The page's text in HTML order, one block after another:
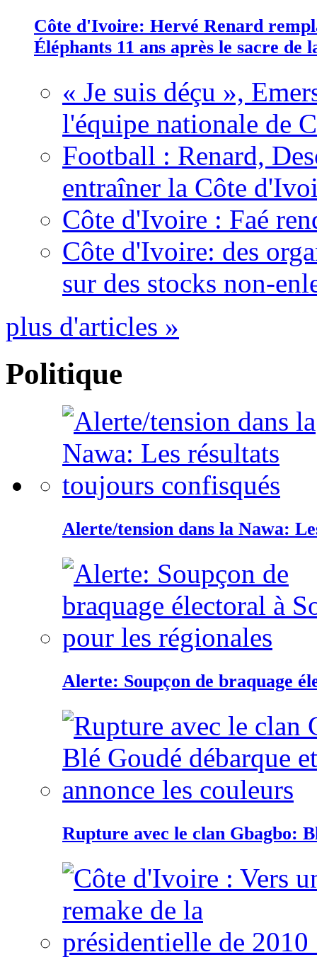
Côte d'Ivoire: Hervé Renard
Éléphants 11 ans après le sacre de
« Je suis déçu »,
l'équipe nationale de
Football : Renard,
entraîner la Côte
Côte d'Ivoire : Faé
Côte d'Ivoire: des
sur des stocks non-
plus d'articles »
Politique
Alerte/tension dans la Nawa:
Alerte: Soupçon de braquage
Rupture avec le clan Gbagbo: